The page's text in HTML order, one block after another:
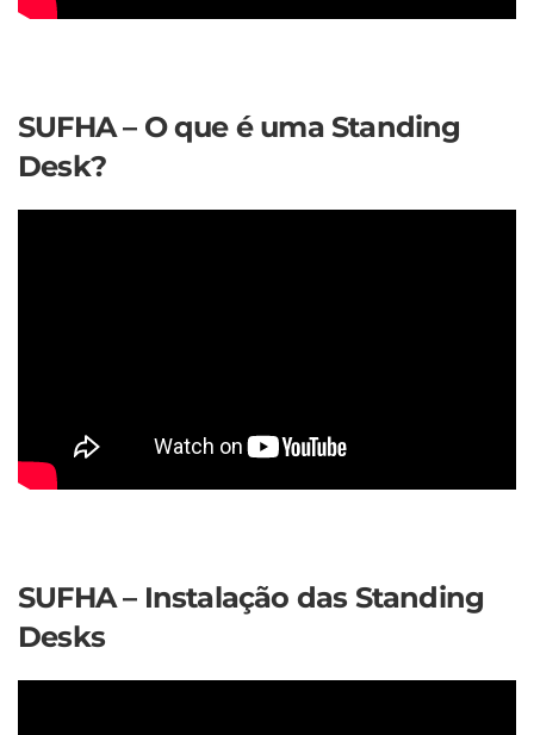
SUFHA – O que é uma Standing
Desk?
SUFHA – Instalação das Standing
Desks